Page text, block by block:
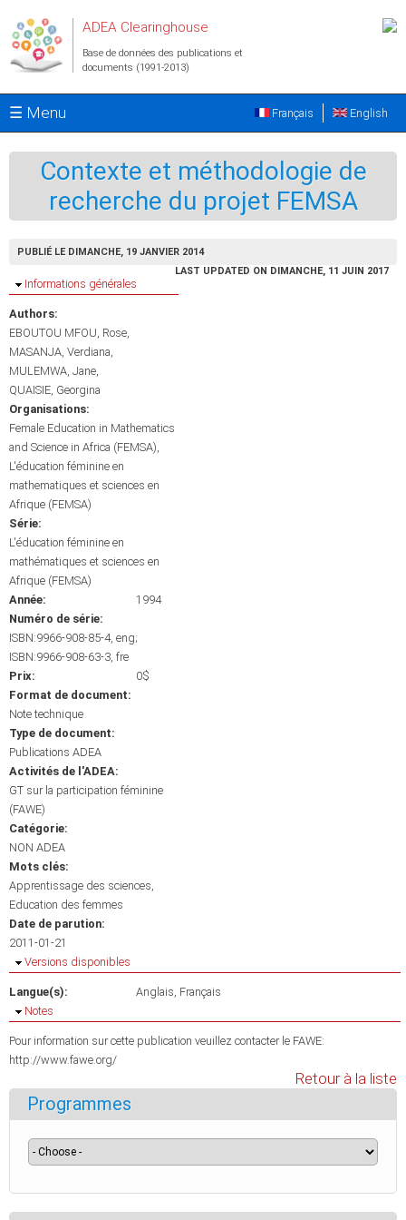
ADEA Clearinghouse
Base de données des publications et
documents (1991-2013)
☰ Menu English
Français
Contexte et méthodologie de
recherche du projet FEMSA
PUBLIÉ LE DIMANCHE, 19 JANVIER 2014
LAST UPDATED ON DIMANCHE, 11 JUIN 2017
Masquer
Informations générales
Authors:
EBOUTOU MFOU, Rose
MASANJA, Verdiana
MULEMWA, Jane
QUAISIE, Georgina
Organisations:
Female Education in Mathematics
and Science in Africa (FEMSA)
L'éducation féminine en
mathematiques et sciences en
Afrique (FEMSA)
Série:
L'éducation féminine en
mathématiques et sciences en
Afrique (FEMSA)
Année:
1994
Numéro de série:
ISBN:9966-908-85-4, eng;
ISBN:9966-908-63-3, fre
Prix:
0$
Format de document:
Note technique
Type de document:
Publications ADEA
Activités de l'ADEA:
GT sur la participation féminine
(FAWE)
Catégorie:
NON ADEA
Mots clés:
Apprentissage des sciences
Education des femmes
Date de parution:
2011-01-21
Masquer
Versions disponibles
Langue(s): Anglais Français
Masquer
Notes
Pour information sur cette publication veuillez contacter le FAWE:
http://www.fawe.org/
Retour à la liste
Programmes